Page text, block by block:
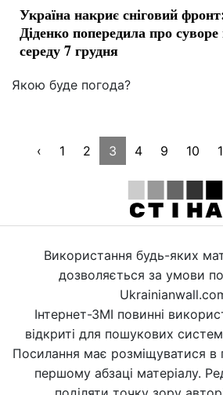
Україна накриє сніговий
Діденко попередила про
середу 7 грудня
Якою буде погода?
‹ 1 2 3 4 9 10
Використання будь-яких
дозволяється за умови
Інтернет-ЗМІ повинні
відкриті для пошукових
Посилання має розміщуватися в
першому абзаці матеріалу.